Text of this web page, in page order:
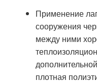
Применение
сооружения
между ними
плотная